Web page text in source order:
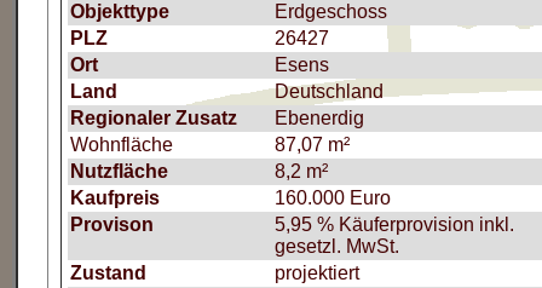
Objekttype
Erdgeschoss
PLZ
26427
Ort
Esens
Land
Deutschland
Regionaler Zusatz
Ebenerdig
Wohnfläche
87,07 m²
Nutzfläche
8,2 m²
Kaufpreis
160.000 Euro
Provison
5,95 % Käuferprovision inkl.
gesetzl. MwSt.
Zustand
projektiert